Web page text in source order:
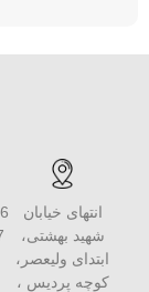
انتهای خیابان
شهید بهشتی،
ابتدای ولیعصر،
کوچه پردیس ،